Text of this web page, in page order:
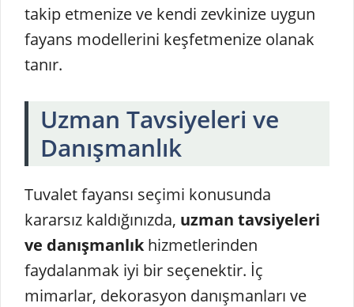
takip etmenize ve kendi zevkinize uygun
fayans modellerini keşfetmenize olanak
tanır.
Uzman Tavsiyeleri ve
Danışmanlık
Tuvalet fayansı seçimi konusunda
kararsız kaldığınızda, uzman tavsiyeleri
ve danışmanlıkhizmetlerinden
faydalanmak iyi bir seçenektir. İç
mimarlar, dekorasyon danışmanları ve